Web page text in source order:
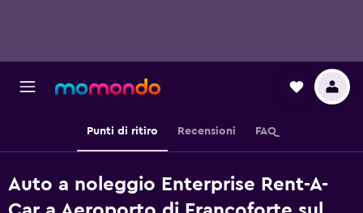
Punti di ritiro Recensioni FAQ
Auto a noleggio Enterprise Rent-A-